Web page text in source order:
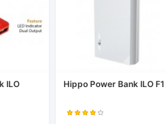
ILO
Hippo Power Bank ILO F1